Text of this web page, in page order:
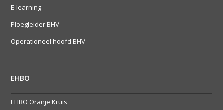
E-learning
Ploegleider BHV
Operationeel hoofd BHV
EHBO
EHBO Oranje Kruis